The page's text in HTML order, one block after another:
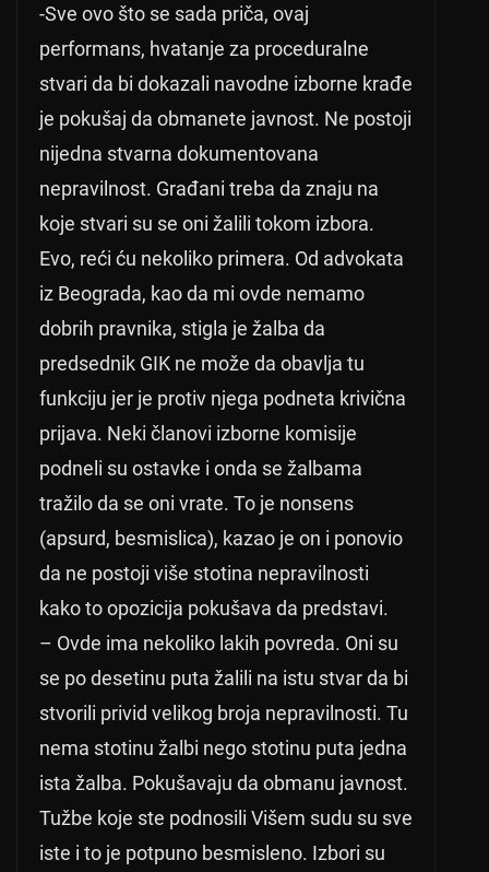
-Sve ovo što se sada priča, ovaj
performans, hvatanje za proceduralne
stvari da bi dokazali navodne izborne krađe
je pokušaj da obmanete javnost. Ne postoji
nijedna stvarna dokumentovana
nepravilnost. Građani treba da znaju na
koje stvari su se oni žalili tokom izbora.
Evo, reći ću nekoliko primera. Od advokata
iz Beograda, kao da mi ovde nemamo
dobrih pravnika, stigla je žalba da
predsednik GIK ne može da obavlja tu
funkciju jer je protiv njega podneta krivična
prijava. Neki članovi izborne komisije
podneli su ostavke i onda se žalbama
tražilo da se oni vrate. To je nonsens
(apsurd, besmislica), kazao je on i ponovio
da ne postoji više stotina nepravilnosti
kako to opozicija pokušava da predstavi.
– Ovde ima nekoliko lakih povreda. Oni su
se po desetinu puta žalili na istu stvar da bi
stvorili privid velikog broja nepravilnosti. Tu
nema stotinu žalbi nego stotinu puta jedna
ista žalba. Pokušavaju da obmanu javnost.
Tužbe koje ste podnosili Višem sudu su sve
iste i to je potpuno besmisleno. Izbori su